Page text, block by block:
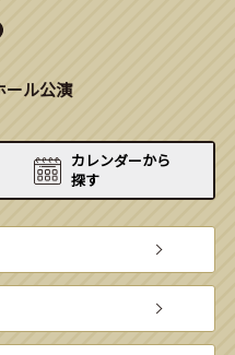
ール公演
カレンダーから
探す